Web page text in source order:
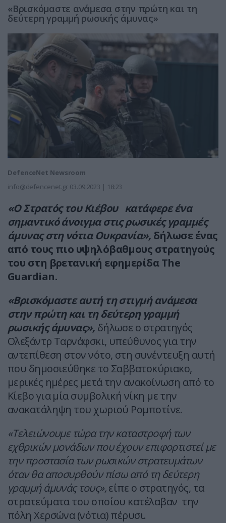
«Βρισκόμαστε ανάμεσα στην πρώτη και τη
δεύτερη γραμμή ρωσικής άμυνας»
DefenceNet Newsroom
info@defencenet.gr 03.09.2023 | 18:23
«Ο Στρατός του Κιέβου κατάφερε ένα
σημαντικό άνοιγμα στις ρωσικές γραμμές
άμυνας στη νότια Ουκρανία», δήλωσε ένας
από τους πιο υψηλόβαθμους στρατηγούς
του στη βρετανική εφημερίδα The
Guardian.
«Βρισκόμαστε αυτή τη στιγμή ανάμεσα
στην πρώτη και τη δεύτερη γραμμή
ρωσικής άμυνας», δήλωσε ο στρατηγός
Ολεξάντρ Ταρνάφσκι, υπεύθυνος για την
αντεπίθεση στον νότο, στη συνέντευξη αυτή
που δημοσιεύθηκε το Σαββατοκύριακο,
μερικές ημέρες μετά την ανακοίνωση από το
Κίεβο για μία συμβολική νίκη με την
ανακατάληψη του χωριού Ρομποτίνε.
«Τελειώνουμε τώρα την καταστροφή των
εχθρικών μονάδων που έχουν επιφορτιστεί με
την προστασία των ρωσικών στρατευμάτων
όταν θα αποσυρθούν πίσω από τη δεύτερη
γραμμή άμυνάς τους»,είπε ο στρατηγός, τα
στρατεύματα του οποίου κατέλαβαν την
πόλη Χερσώνα (νότια) πέρυσι.